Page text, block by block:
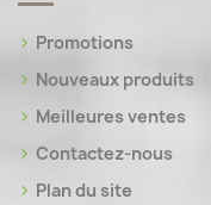
Promotions
Nouveaux produits
Meilleures ventes
Contactez-nous
Plan du site